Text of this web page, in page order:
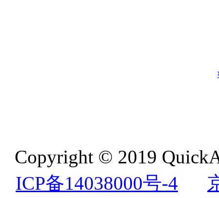
Copyright © 2019
ICP备14038000号-4